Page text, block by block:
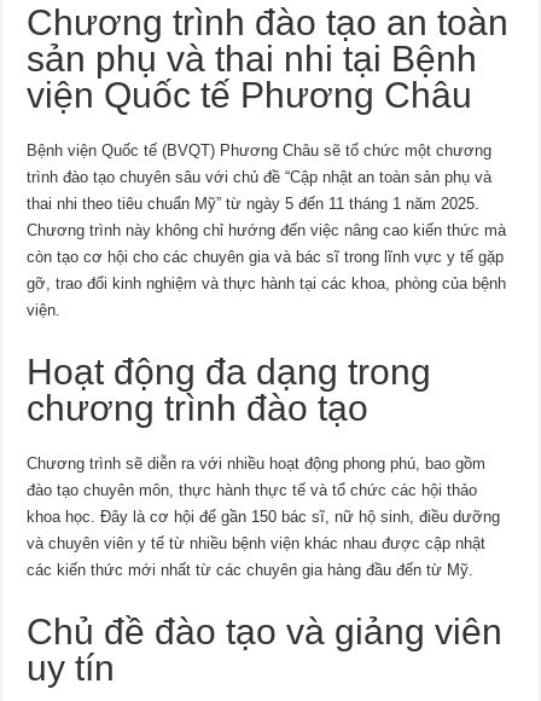
Chương trình đào tạo an toàn
sản phụ và thai nhi tại Bệnh
viện Quốc tế Phương Châu
Bệnh viện Quốc tế (BVQT) Phương Châu sẽ tổ chức một chương
trình đào tạo chuyên sâu với chủ đề “Cập nhật an toàn sản phụ và
thai nhi theo tiêu chuẩn Mỹ” từ ngày 5 đến 11 tháng 1 năm 2025.
Chương trình này không chỉ hướng đến việc nâng cao kiến thức mà
còn tạo cơ hội cho các chuyên gia và bác sĩ trong lĩnh vực y tế gặp
gỡ, trao đổi kinh nghiệm và thực hành tại các khoa, phòng của bệnh
viện.
Hoạt động đa dạng trong
chương trình đào tạo
Chương trình sẽ diễn ra với nhiều hoạt động phong phú, bao gồm
đào tạo chuyên môn, thực hành thực tế và tổ chức các hội thảo
khoa học. Đây là cơ hội để gần 150 bác sĩ, nữ hộ sinh, điều dưỡng
và chuyên viên y tế từ nhiều bệnh viện khác nhau được cập nhật
các kiến thức mới nhất từ các chuyên gia hàng đầu đến từ Mỹ.
Chủ đề đào tạo và giảng viên
uy tín